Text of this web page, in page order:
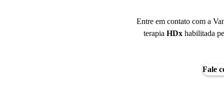
Entre em contato com a
terapia HDx habilitada
Fale